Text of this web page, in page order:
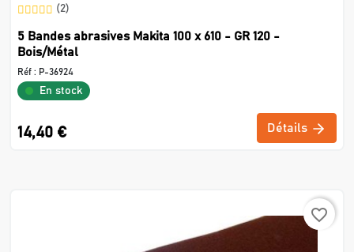
(2)
5 Bandes abrasives Makita 100 x 610 - GR 120 -
Bois/Métal
Réf : P-36924
En stock
14,40 € Détails
favorite_border